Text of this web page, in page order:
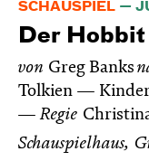
SCHAUSPIEL
Der Hobbit
von Greg Banks
Tolkien
Regie
Schauspielhaus,